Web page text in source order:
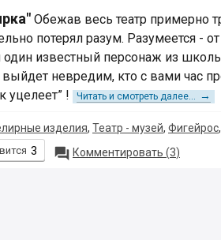
Обежав весь театр примерно
потерял разум. Разумеется -
один известный персонаж из
выйдет невредим, кто с вами час
уцелеет” !
Читать и смотреть далее... →
изделия, Театр - музей, Фигейрос,
3  Комментировать (3)